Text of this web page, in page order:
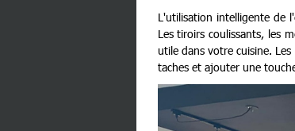
L'utilisation intelligente de
Les tiroirs coulissants, les
utile dans votre cuisine.
taches et ajouter une